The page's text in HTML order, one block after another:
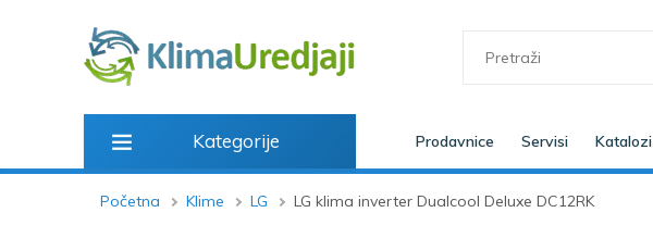
Kategorije Prodavnice Servisi Katalozi
Početna Klime LG LG klima inverter Dualcool Deluxe DC12RK